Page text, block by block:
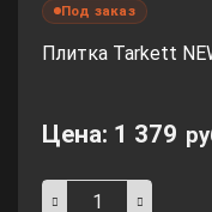
Под заказ
Плитка Tarkett
Цена: 1 379